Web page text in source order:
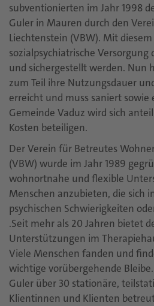
subventionierten im Jahr 1998
Guler in Mauren durch den
Liechtenstein (VBW). Mit
sozialpsychiatrische Versorgung
und sichergestellt werden. Nun
zum Teil ihre Nutzungsdauer
erreicht und muss saniert sowie
Gemeinde Vaduz wird sich
Kosten beteiligen.
Der Verein für Betreutes
(VBW) wurde im Jahr 1989
wohnortnahe und flexible
Menschen anzubieten, die sich
psychischen Schwierigkeiten
.Seit mehr als 20 Jahren bietet
Unterstützungen im
Viele Menschen fanden und
wichtige vorübergehende
Guler über 30 stationäre,
Klientinnen und Klienten